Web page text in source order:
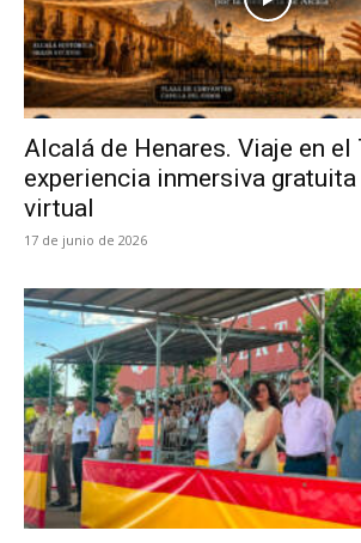
Alcalá de Henares. Viaje en el
experiencia inmersiva
virtual
17 de junio de 2026